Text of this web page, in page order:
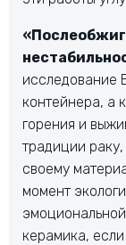
исследование
контейнера, а
горения и
традиции
своему
момент
керамика,